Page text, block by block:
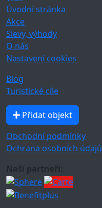
Úvodní stránka
Akce
Slevy, výhody
O nás
Nastavení cookies
Blog
Turistické cíle
Přidat objekt
Obchodní podmínky
Ochrana osobních údajů
Naši partneři: